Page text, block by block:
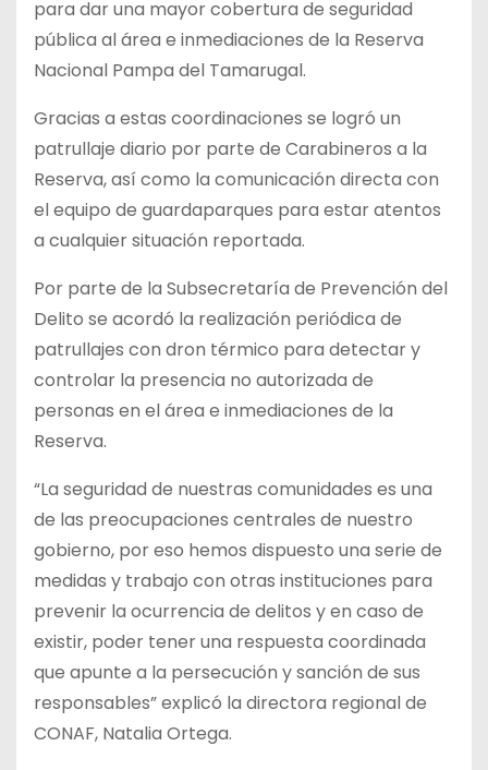
para dar una mayorcobertura de seguridad
pública al área e inmediaciones de la Reserva
Nacional Pampa del Tamarugal.
Gracias a estas coordinaciones se logró un
patrullaje diario por parte de Carabineros a la
Reserva, así como la comunicación directa con
el equipo de guardaparques para estar atentos
a cualquier situación reportada.
Por parte de la Subsecretaría de Prevención del
Delito se acordó la realización periódica de
patrullajes con dron térmico para detectar y
controlar la presencia no autorizada de
personas en el área e inmediaciones de la
Reserva.
“La seguridad de nuestras comunidades es una
de las preocupaciones centrales de nuestro
gobierno, por eso hemos dispuesto una serie de
medidas y trabajo con otras instituciones para
prevenir la ocurrencia de delitos y en caso de
existir, poder tener una respuesta coordinada
que apunte a la persecución y sanción de sus
responsables” explicó la directora regional de
CONAF, Natalia Ortega.